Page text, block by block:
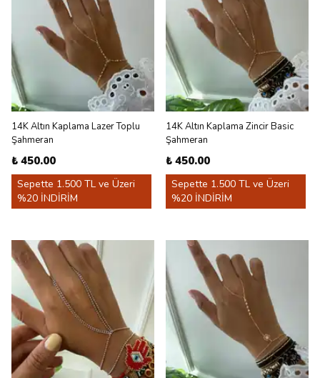
14K Altın Kaplama Lazer Toplu
Şahmeran
₺ 450.00
Sepette 1.500 TL ve Üzeri
%20 İNDİRİM
14K Altın Kaplama Zincir Basic
Şahmeran
₺ 450.00
Sepette 1.500 TL ve Üzeri
%20 İNDİRİM